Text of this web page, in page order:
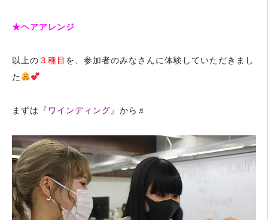
★ヘアアレンジ
以上の ３種目 を、参加者のみなさんに体験していただきまし
た
まずは『ワインディング 』から♬